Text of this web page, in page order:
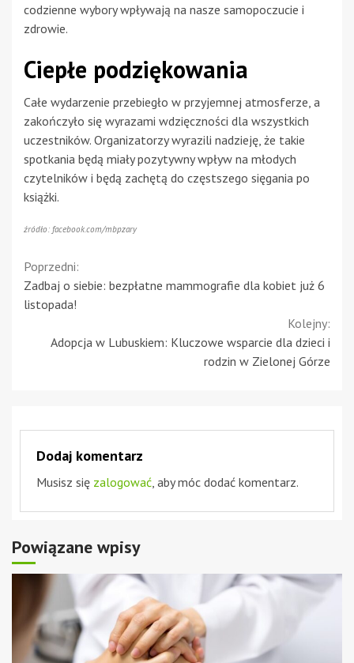
codzienne wybory wpływają na nasze samopoczucie i
zdrowie.
Ciepłe podziękowania
Całe wydarzenie przebiegło w przyjemnej atmosferze, a
zakończyło się wyrazami wdzięczności dla wszystkich
uczestników. Organizatorzy wyrazili nadzieję, że takie
spotkania będą miały pozytywny wpływ na młodych
czytelników i będą zachętą do częstszego sięgania po
książki.
źródło: facebook.com/mbpzary
Continue
Reading
Poprzedni:
Zadbaj o siebie: bezpłatne mammografie dla kobiet już 6
listopada!
Kolejny:
Adopcja w Lubuskiem: Kluczowe wsparcie dla dzieci i
rodzin w Zielonej Górze
Dodaj komentarz
Musisz się zalogować, aby móc dodać komentarz.
Powiązane wpisy